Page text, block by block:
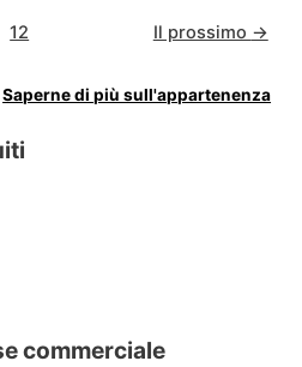
12 Il prossimo →
Saperne di più sull'appartenenza
commerciale